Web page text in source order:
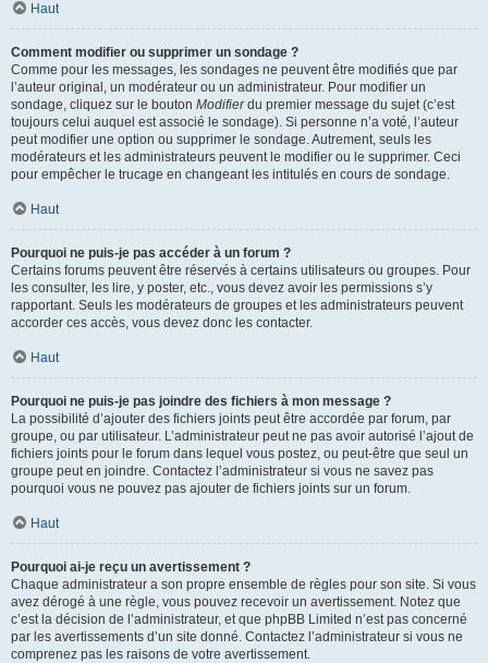
Haut
Comment modifier ou supprimer un sondage ?
Comme pour les messages, les sondages ne peuvent être modifiés que par
l’auteur original, un modérateur ou un administrateur. Pour modifier un
sondage, cliquez sur le bouton Modifierdu premier message du sujet (c’est
toujours celui auquel est associé le sondage). Si personne n’a voté, l’auteur
peut modifier une option ou supprimer le sondage. Autrement, seuls les
modérateurs et les administrateurs peuvent le modifier ou le supprimer. Ceci
pour empêcher le trucage en changeant les intitulés en cours de sondage.
Haut
Pourquoi ne puis-je pas accéder à un forum ?
Certains forums peuvent être réservés à certains utilisateurs ou groupes. Pour
les consulter, les lire, y poster, etc., vous devez avoir les permissions s’y
rapportant. Seuls les modérateurs de groupes et les administrateurs peuvent
accorder ces accès, vous devez donc les contacter.
Haut
Pourquoi ne puis-je pas joindre des fichiers à mon message ?
La possibilité d’ajouter des fichiers joints peut être accordée par forum, par
groupe, ou par utilisateur. L’administrateur peut ne pas avoir autorisé l’ajout de
fichiers joints pour le forum dans lequel vous postez, ou peut-être que seul un
groupe peut en joindre. Contactez l’administrateur si vous ne savez pas
pourquoi vous ne pouvez pas ajouter de fichiers joints sur un forum.
Haut
Pourquoi ai-je reçu un avertissement ?
Chaque administrateur a son propre ensemble de règles pour son site. Si vous
avez dérogé à une règle, vous pouvez recevoir un avertissement. Notez que
c’est la décision de l’administrateur, et que phpBB Limited n’est pas concerné
par les avertissements d’un site donné. Contactez l’administrateur si vous ne
comprenez pas les raisons de votre avertissement.